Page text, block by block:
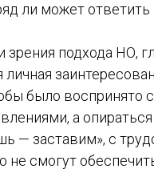
ли может ответить
подхода НО,
личная
было воспринято
а
— заставим», с
не смогут